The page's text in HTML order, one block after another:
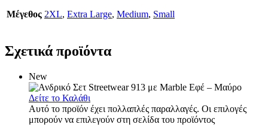
Μέγεθος 2XL, Extra Large, Medium, Small
Σχετικά προϊόντα
New
Δείτε το Καλάθι
Αυτό το προϊόν έχει πολλαπλές παραλλαγές. Οι επιλογές
μπορούν να επιλεγούν στη σελίδα του προϊόντος